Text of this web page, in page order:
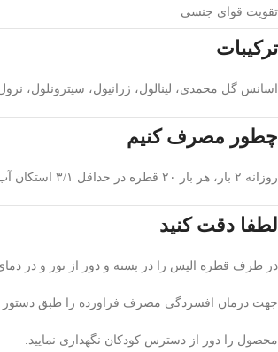
تقویت قوای جنسی
ترکیبات
اسانس گل محمدی، لینالول، ژرانیول، سیترونلول،
چطور مصرف کنیم
روزانه ۲ بار، هر بار ۲۰ قطره در حداقل ۳/۱ استکان آب یا سایر نوشیدنی‌ها ریخته و میل شود.
لطفا دقت کنید
در ظرف قطره الیس را در بسته و دور از نور و در دمای
جهت درمان افسردگی مصرف فراورده را طبق
محصول را دور از دسترس کودکان نگهداری نمایید.